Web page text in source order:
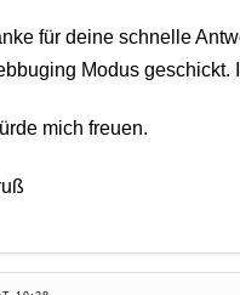
für deine schnelle
Modus geschickt.
mich freuen.